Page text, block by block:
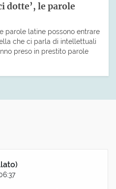
dotte’, le parole
parole latine possono entrare
che ci parla di intellettuali
preso in prestito parole